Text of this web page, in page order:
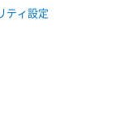
ティ設定